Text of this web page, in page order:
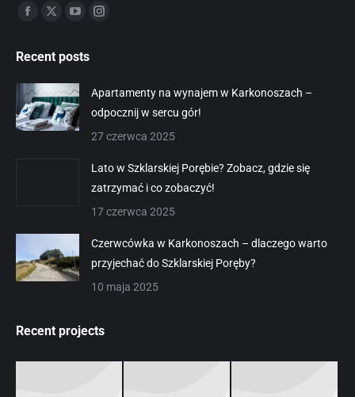
Znajdź nas na:
Recent posts
Apartamenty na wynajem w Karkonoszach –
odpocznij w sercu gór!
27 czerwca 2025
Lato w Szklarskiej Porębie? Zobacz, gdzie się
zatrzymać i co zobaczyć!
17 czerwca 2025
Czerwcówka w Karkonoszach – dlaczego warto
przyjechać do Szklarskiej Poręby?
10 maja 2025
Recent projects